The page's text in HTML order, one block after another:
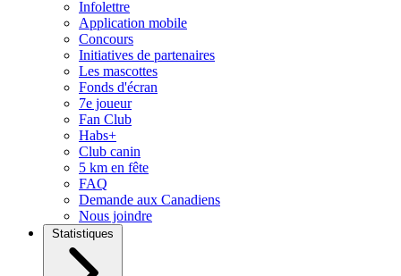
Infolettre
Application mobile
Concours
Initiatives de partenaires
Les mascottes
Fonds d'écran
7e joueur
Fan Club
Habs+
Club canin
5 km en fête
FAQ
Demande aux Canadiens
Nous joindre
Statistiques